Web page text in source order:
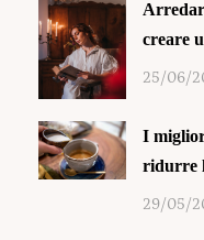
creare
25/06/
I
ridurre
29/05/